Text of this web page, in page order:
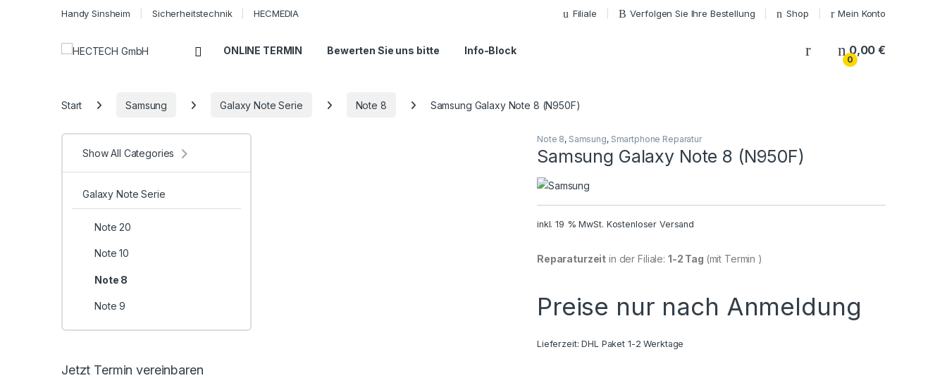
Handy Sinsheim Sicherheitstechnik HECMEDIA Filiale Verfolgen Sie Ihre Bestellung Shop Mein Konto
Open ONLINE TERMIN Bewerten Sie uns bitte Info-Block My Account
0
0,00€
Start Samsung Galaxy Note Serie Note 8 Samsung Galaxy Note 8 (N950F)
Note 8, Samsung, Smartphone Reparatur
Samsung Galaxy Note 8 (N950F)
inkl. 19 % MwSt. Kostenloser Versand
Reparaturzeit in der Filiale: 1-2 Tag (mit Termin )
Preise nur nach Anmeldung
Lieferzeit:DHL Paket 1-2 Werktage
Show All Categories
Galaxy Note Serie
Note 20
Note 10
Note 8
Note 9
Jetzt Termin vereinbaren